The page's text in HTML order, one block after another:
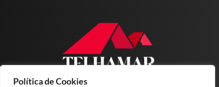
Política de Cookies